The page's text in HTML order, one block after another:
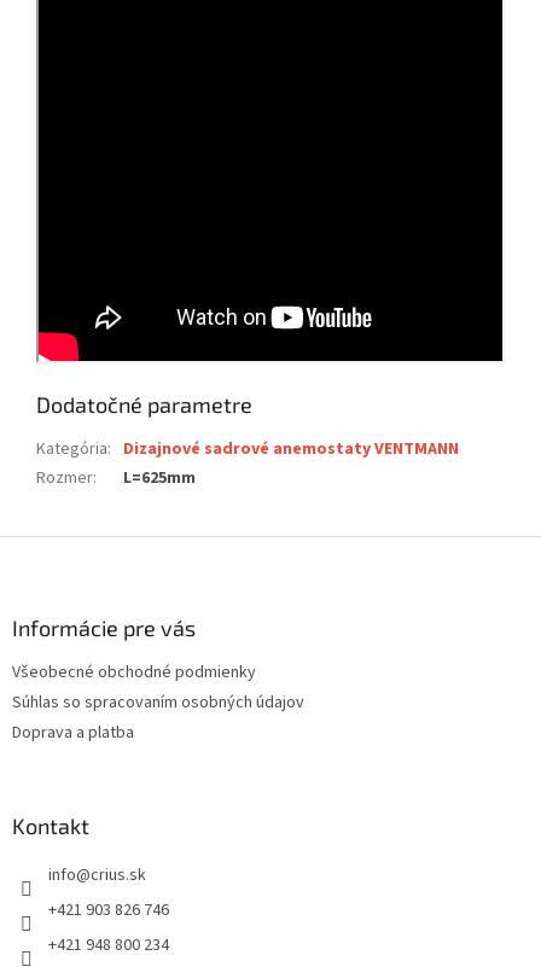
Dodatočné parametre
Kategória: Dizajnové sadrové anemostaty VENTMANN
Rozmer: L=625mm
Informácie pre vás
Všeobecné obchodné podmienky
Súhlas so spracovaním osobných údajov
Doprava a platba
Kontakt
info@crius.sk
+421 903 826 746
+421 948 800 234